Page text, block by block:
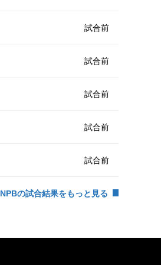
試合前
試合前
試合前
試合前
試合前
NPBの試合結果をもっと見る